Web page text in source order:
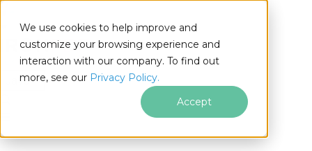
We use cookies to help improve and
customize your browsing experience and
interaction with our company. To find out
more, see our Privacy Policy.
Accept
Java
フッターコンテンツにスキップ